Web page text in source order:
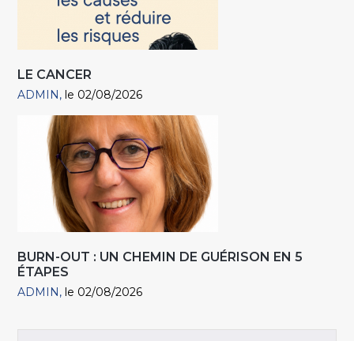
LE CANCER
ADMIN le 02/08/2026
BURN-OUT : UN CHEMIN DE GUÉRISON EN 5
ÉTAPES
ADMIN le 02/08/2026